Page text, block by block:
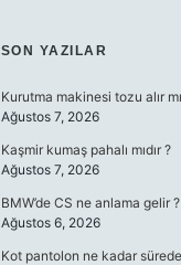
SIDEBAR
SON YAZILAR
Kurutma makinesi tozu alır
Ağustos 7, 2026
Kaşmir kumaş pahalı mıdır ?
Ağustos 7, 2026
BMW’de CS ne anlama gelir ?
Ağustos 6, 2026
Kot pantolon ne kadar